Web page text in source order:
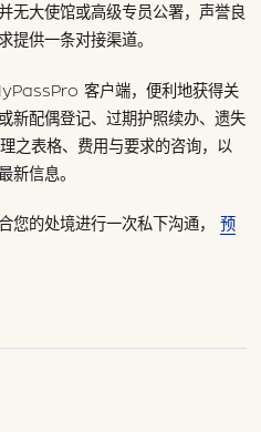
无大使馆或高级专员公署，声誉良
提供一条对接渠道。
客户端，便利地获得关
新配偶登记、过期护照续办、遗失
之表格、费用与要求的咨询，以
新信息。
您的处境进行一次私下沟通， 预